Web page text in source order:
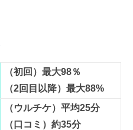
（初回）最大98％
（2回目以降）最大88%
（ウルチケ）平均25分
（口コミ）約35分